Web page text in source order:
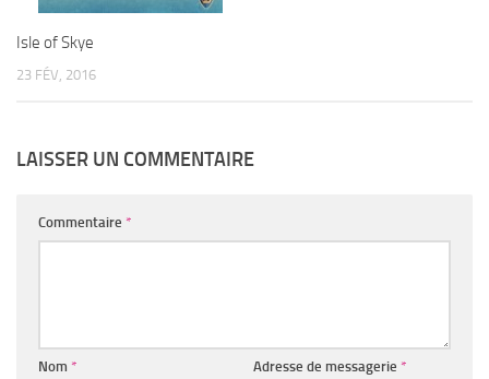
Isle of Skye
23 FÉV, 2016
LAISSER UN COMMENTAIRE
Commentaire *
Nom * Adresse de messagerie *